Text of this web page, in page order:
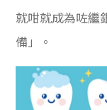
就咁就成為咗繼
備」。